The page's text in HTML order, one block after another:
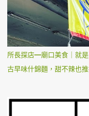
所長探店—廟口美食｜就
古早味什錦麵，甜不辣也